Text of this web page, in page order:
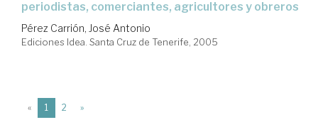
periodistas, comerciantes, agricultores y obreros
Pérez Carrión, José Antonio
Ediciones Idea. Santa Cruz de Tenerife, 2005
« 1 (current)
2 »